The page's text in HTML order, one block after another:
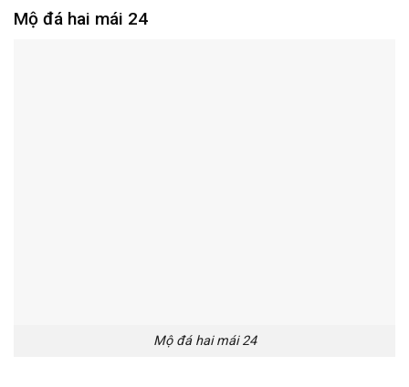
Mộ đá hai mái 24
Mộ đá hai mái 24